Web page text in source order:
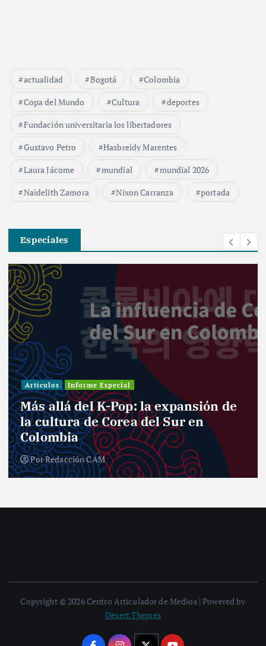
actualidad Bogotá
Colombia
Copa del Mundo
Cultura
deportes
Fundación universitaria los libertadores
Gustavo Petro
Hasbreidy Marentes
Laura Jácome
mundial
mundial 2026
Naidelith Zamora
Nixon Carranza portada
Especiales
Artículos Informe Especial
Más allá del K-Pop: la expansión de
la cultura de Corea del Sur en
Colombia
PorRedacción CAM
Copyright © 2026 Centro Articulador de Medios | Powered by
Desert Themes